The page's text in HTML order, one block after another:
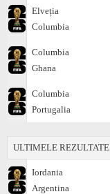
Elveția
Columbia
Columbia
Ghana
Columbia
Portugalia
ULTIMELE REZULTATE
Iordania
Argentina